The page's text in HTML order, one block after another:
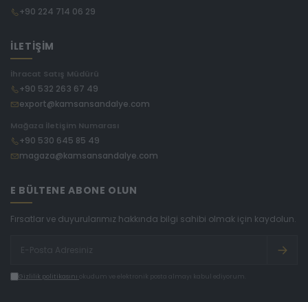
+90 224 714 06 29
İLETİŞİM
İhracat Satış Müdürü
+90 532 263 67 49
export@kamsansandalye.com
Mağaza İletişim Numarası
+90 530 645 85 49
magaza@kamsansandalye.com
E BÜLTENE ABONE OLUN
Fırsatlar ve duyurularımız hakkında bilgi sahibi olmak için kaydolun.
Gizlilik politikasını okudum ve elektronik posta almayı kabul ediyorum.